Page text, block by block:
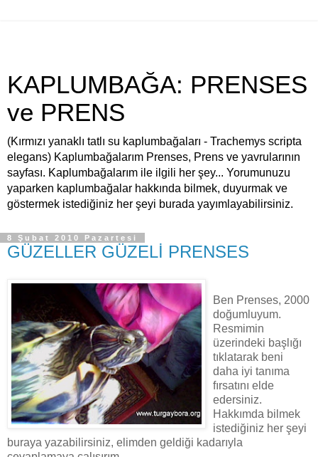
KAPLUMBAĞA: PRENSES
ve PRENS
(Kırmızı yanaklı tatlı su kaplumbağaları - Trachemys scripta
elegans) Kaplumbağalarım Prenses, Prens ve yavrularının
sayfası. Kaplumbağalarım ile ilgili her şey... Yorumunuzu
yaparken kaplumbağalar hakkında bilmek, duyurmak ve
göstermek istediğiniz her şeyi burada yayımlayabilirsiniz.
8 Şubat 2010 Pazartesi
GÜZELLER GÜZELİ PRENSES
Ben Prenses, 2000
doğumluyum.
Resmimin
üzerindeki başlığı
tıklatarak beni
daha iyi tanıma
fırsatını elde
edersiniz.
Hakkımda bilmek
istediğiniz her şeyi
buraya yazabilirsiniz, elimden geldiği kadarıyla